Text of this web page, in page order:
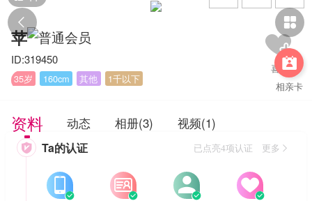
 

相亲卡
苹
ID:319450
35岁 160cm 其他 1千以下
资料 动态 相册(3) 视频(1)
 Ta的认证 已点亮4项认证 更多







